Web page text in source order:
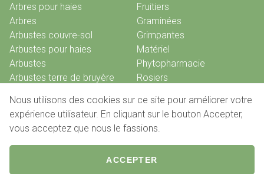
Arbres pour haies
Arbres
Arbustes couvre-sol
Arbustes pour haies
Arbustes
Arbustes terre de bruyère
Conifères
Fruitiers
Graminées
Grimpantes
Matériel
Phytopharmacie
Rosiers
© 2026 Pépinières De Louveigné
Nous utilisons des cookies sur ce site pour améliorer votre
expérience utilisateur. En cliquant sur le bouton Accepter,
vous acceptez que nous le fassions.
ACCEPTER